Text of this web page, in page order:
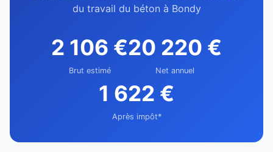
du travail du béton à Bondy
2 106 €
Brut estimé
20 220 €
Net annuel
1 622 €
Après impôt*